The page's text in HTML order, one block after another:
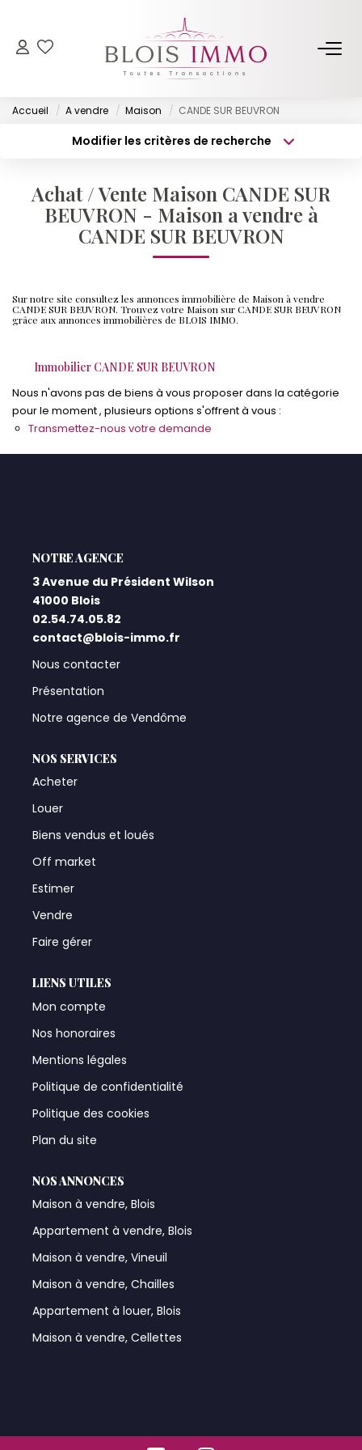
NOS BIENS
Acheter
Louer
Off Market
ESTIMER
FAIRE GÉRER
Qui Sommes-Nous ?
Notre Équipe
Accueil A vendre Maison CANDE SUR BEUVRON
Modifier les critères de recherche
Sélectionnez...
Type de bien
Budget max Plus de critères
Achat / Vente Maison CANDE SUR
BEUVRON - Maison a vendre à
CANDE SUR BEUVRON
Sur notre site consultez les annonces immobilière de Maison à vendre
CANDE SUR BEUVRON. Trouvez votre Maison sur CANDE SUR BEUVRON
grâce aux annonces immobilières de BLOIS IMMO.
Immobilier CANDE SUR BEUVRON
Nous n'avons pas de biens à vous proposer dans la catégorie
pour le moment , plusieurs options s'offrent à vous :
Transmettez-nous votre demande
L'AGENCE
3 Avenue du Président Wilson
41000 Blois
02.54.74.05.82
contact@blois-immo.fr
Nous contacter
Présentation
Notre agence de Vendôme
NOS SERVICES
Acheter
Louer
Biens vendus et loués
Off market
Estimer
Vendre
Faire gérer
LIENS UTILES
Mon compte
Nos honoraires
Mentions légales
Politique de confidentialité
Politique des cookies
Plan du site
NOS ANNONCES
Maison à vendre, Blois
Appartement à vendre, Blois
Maison à vendre, Vineuil
Maison à vendre, Chailles
Appartement à louer, Blois
Maison à vendre, Cellettes